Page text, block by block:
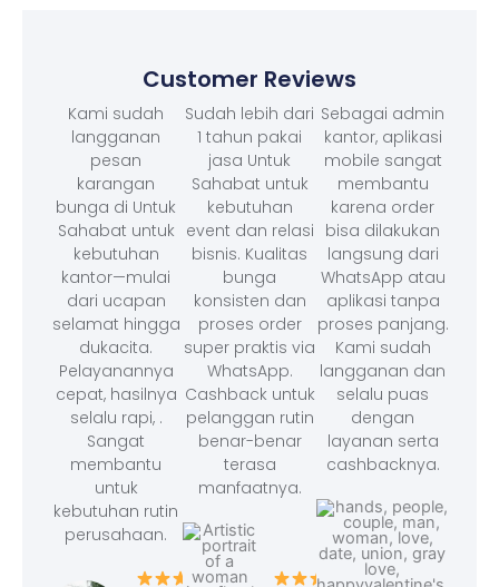
Customer Reviews
Kami sudah
langganan
pesan
karangan
bunga di Untuk
Sahabat untuk
kebutuhan
kantor—mulai
dari ucapan
selamat hingga
dukacita.
Pelayanannya
cepat, hasilnya
selalu rapi, .
Sangat
membantu
untuk
kebutuhan rutin
perusahaan.
Sudah lebih dari
1 tahun pakai
jasa Untuk
Sahabat untuk
kebutuhan
event dan relasi
bisnis. Kualitas
bunga
konsisten dan
proses order
super praktis via
WhatsApp.
Cashback untuk
pelanggan rutin
benar-benar
terasa
manfaatnya.
Sebagai admin
kantor, aplikasi
mobile sangat
membantu
karena order
bisa dilakukan
langsung dari
WhatsApp atau
aplikasi tanpa
proses panjang.
Kami sudah
langganan dan
selalu puas
dengan
layanan serta
cashbacknya.